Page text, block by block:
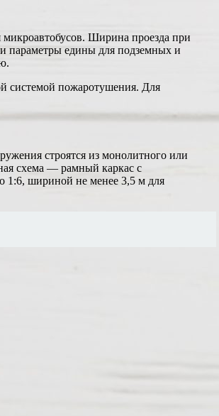
Ширина проезда при
параметры едины для подземных и
системой пожаротушения. Для
строятся из монолитного или
схема — рамный каркас с
1:6, шириной не менее 3,5 м для